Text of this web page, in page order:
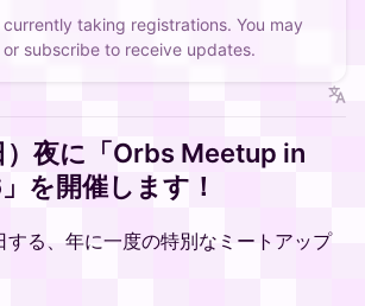
taking registrations. You may
subscribe to receive updates.
夜に「Orbs Meetup in
を開催します！
する、年に一度の特別なミートアップ